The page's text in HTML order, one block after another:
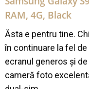
RAM, 4G, Black
Ăsta e pentru tine.
în continuare la fel
ecranul generos și
cameră foto